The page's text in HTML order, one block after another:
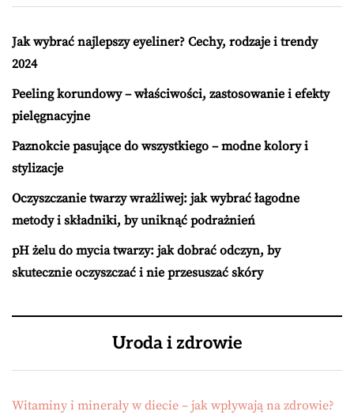
Jak wybrać najlepszy eyeliner? Cechy, rodzaje i trendy
2024
Peeling korundowy – właściwości, zastosowanie i efekty
pielęgnacyjne
Paznokcie pasujące do wszystkiego – modne kolory i
stylizacje
Oczyszczanie twarzy wrażliwej: jak wybrać łagodne
metody i składniki, by uniknąć podrażnień
pH żelu do mycia twarzy: jak dobrać odczyn, by
skutecznie oczyszczać i nie przesuszać skóry
Uroda i zdrowie
Witaminy i minerały w diecie – jak wpływają na zdrowie?